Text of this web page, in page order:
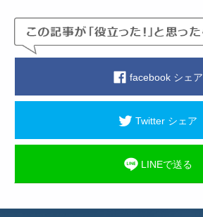
facebook シェア
Twitter シェア
LINEで送る